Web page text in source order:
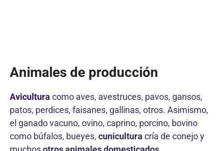
Animales de producción
Avicultura como aves, avestruces, pavos, gansos,
patos, perdices, faisanes, gallinas, otros. Asimismo,
el ganado vacuno, ovino, caprino, porcino, bovino
como búfalos, bueyes, cunicultura cría de conejo y